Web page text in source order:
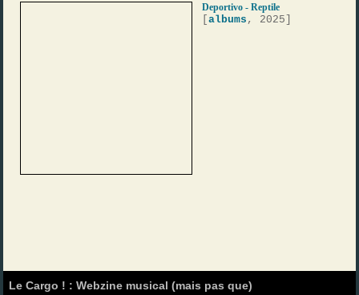
Deportivo - Reptile
[albums , 2025]
Le Cargo ! : Webzine musical (mais pas que)